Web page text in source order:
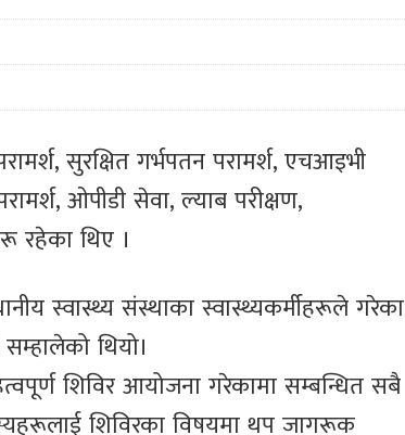
सुरक्षित गर्भपतन परामर्श, एचआइभी
ओपीडी सेवा, ल्याब परीक्षण,
रहेका थिए ।
स्वास्थ्य संस्थाका स्वास्थ्यकर्मीहरूले गरेका
थियो।
शिविर आयोजना गरेकामा सम्बन्धित सबै
शिविरका विषयमा थप जागरूक